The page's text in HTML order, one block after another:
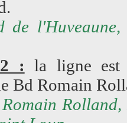
de
: la ligne est
Bd Romain